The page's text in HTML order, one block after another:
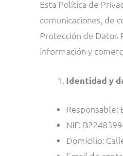
Esta Política de
comunicaciones, de
Protección de Datos
información y
Identidad y
Responsable:
NIF:
Domicilio: